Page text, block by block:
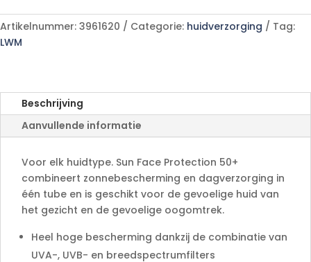
Tube
50ml
l
t
e
a
t
Artikelnummer: 3961620 Categorie: huidverzorging
Tag:
LWM
Beschrijving
Aanvullende informatie
Voor elk huidtype. Sun Face Protection 50+
combineert zonnebescherming en dagverzorging in
één tube en is geschikt voor de gevoelige huid van
het gezicht en de gevoelige oogomtrek.
Heel hoge bescherming dankzij de combinatie van
UVA-, UVB- en breedspectrumfilters